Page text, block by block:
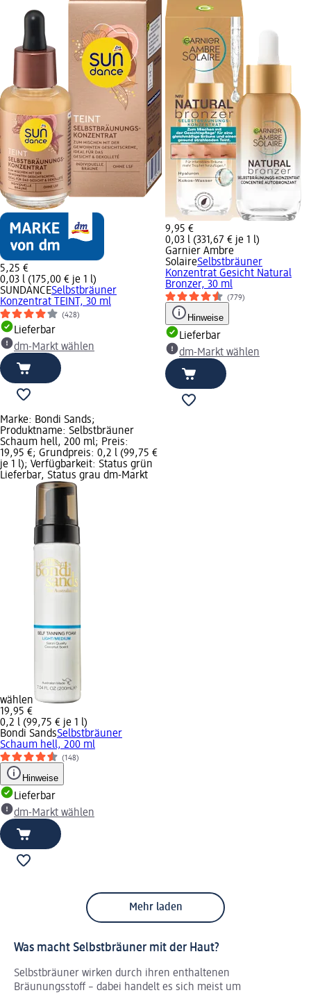
5,25 €
0,03 l (175,00 € je 1 l)
SUNDANCESelbstbräuner
Konzentrat TEINT, 30 ml
(428)
Lieferbar
dm-Markt wählen
9,95 €
0,03 l (331,67 € je 1 l)
Garnier Ambre
SolaireSelbstbräuner
Konzentrat Gesicht Natural
Bronzer, 30 ml
(779)
Hinweise
Lieferbar
dm-Markt wählen
Marke: Bondi Sands;
Produktname: Selbstbräuner
Schaum hell, 200 ml; Preis:
19,95 €; Grundpreis: 0,2 l (99,75 €
je 1 l); Verfügbarkeit: Status grün
Lieferbar, Status grau dm-Markt
wählen
19,95 €
0,2 l (99,75 € je 1 l)
Bondi SandsSelbstbräuner
Schaum hell, 200 ml
(148)
Hinweise
Lieferbar
dm-Markt wählen
Mehr laden
Was macht Selbstbräuner mit der Haut?
Selbstbräuner wirken durch ihren enthaltenen
Bräunungsstoff – dabei handelt es sich meist um